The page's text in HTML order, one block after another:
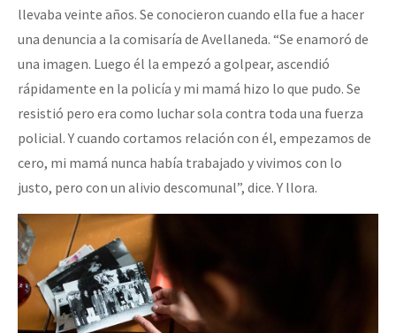
llevaba veinte años. Se conocieron cuando ella fue a hacer
una denuncia a la comisaría de Avellaneda. “Se enamoró de
una imagen. Luego él la empezó a golpear, ascendió
rápidamente en la policía y mi mamá hizo lo que pudo. Se
resistió pero era como luchar sola contra toda una fuerza
policial. Y cuando cortamos relación con él, empezamos de
cero, mi mamá nunca había trabajado y vivimos con lo
justo, pero con un alivio descomunal”, dice. Y llora.